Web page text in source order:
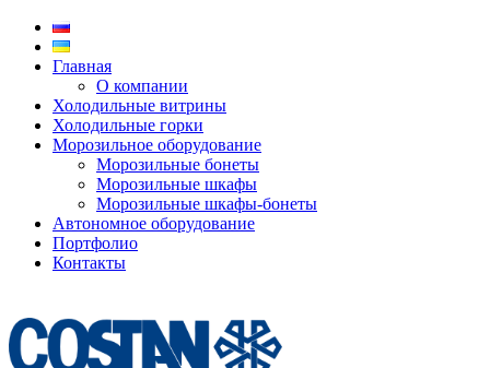
Главная
О компании
Холодильные витрины
Холодильные горки
Морозильное оборудование
Морозильные бонеты
Морозильные шкафы
Морозильные шкафы-бонеты
Автономное оборудование
Портфолио
Контакты